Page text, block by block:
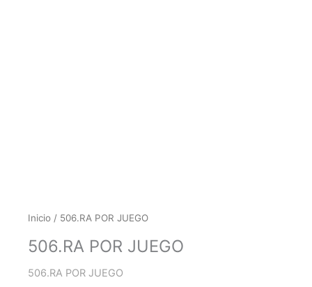
Inicio / 506.RA POR JUEGO
506.RA POR JUEGO
506.RA POR JUEGO